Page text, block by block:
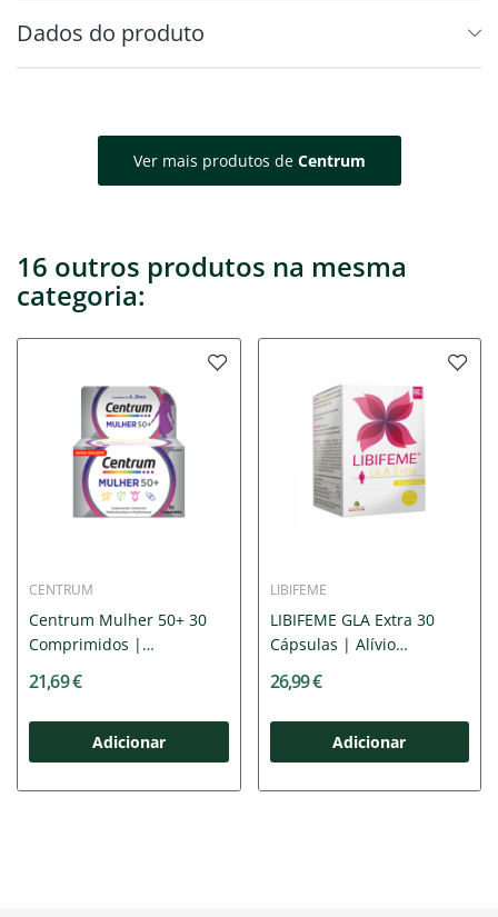
Dados do produto
Ver mais produtos de Centrum
16 outros produtos na mesma
categoria:
CENTRUM
Centrum Mulher 50+ 30
Comprimidos |
21,69 €
Adicionar
LIBIFEME
LIBIFEME GLA Extra 30
Cápsulas | Alívio
26,99 €
Adicionar